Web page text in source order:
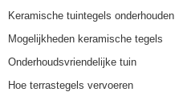
Keramische tuintegels onderhouden
Mogelijkheden keramische tegels
Onderhoudsvriendelijke tuin
Hoe terrastegels vervoeren